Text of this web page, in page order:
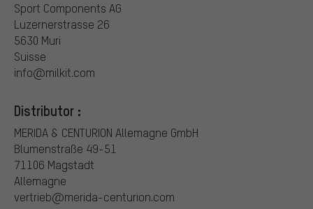
Sport Components AG
Luzernerstrasse 26
5630 Muri
Suisse
info@milkit.com
Distributor :
MERIDA & CENTURION Allemagne GmbH
Blumenstraße 49-51
71106 Magstadt
Allemagne
vertrieb@merida-centurion.com